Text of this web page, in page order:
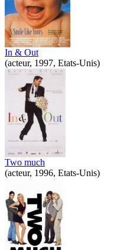
In & Out
(acteur, 1997, Etats-Unis)
Two much
(acteur, 1996, Etats-Unis)